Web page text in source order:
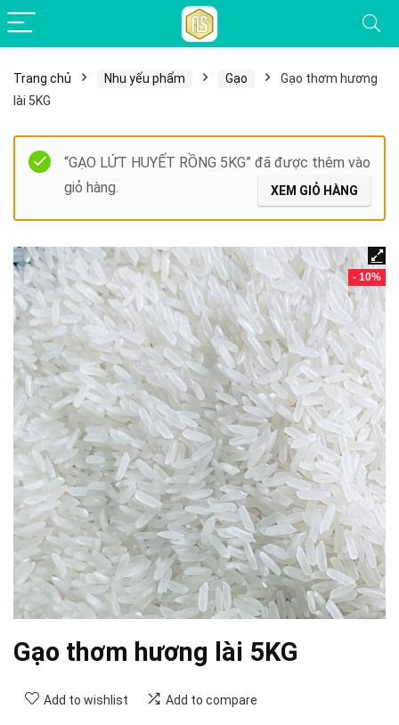
Trang chủ Nhu yếu phẩm Gạo
Gạo thơm hương
lài 5KG
“GẠO LỨT HUYẾT RỒNG 5KG” đã được thêm vào
giỏ hàng.
XEM GIỎ HÀNG
- 10%
Gạo thơm hương lài 5KG
Add to wishlist Add to compare